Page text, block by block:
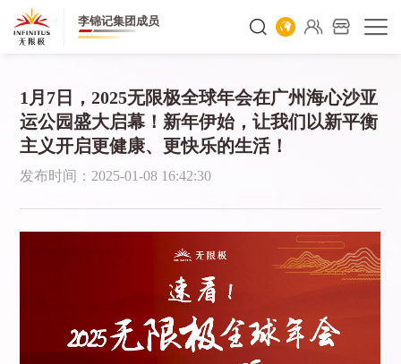
李锦记集团成员
1月7日，2025无限极全球年会在广州海心沙亚
运公园盛大启幕！新年伊始，让我们以新平衡
主义开启更健康、更快乐的生活！
发布时间：2025-01-08 16:42:30